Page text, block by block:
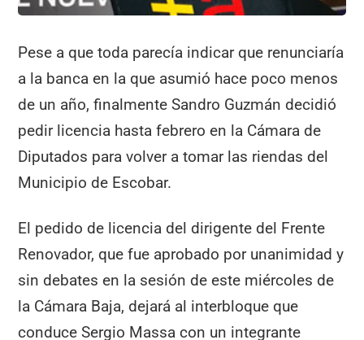
Pese a que toda parecía indicar que renunciaría
a la banca en la que asumió hace poco menos
de un año, finalmente Sandro Guzmán decidió
pedir licencia hasta febrero en la Cámara de
Diputados para volver a tomar las riendas del
Municipio de Escobar.
El pedido de licencia del dirigente del Frente
Renovador, que fue aprobado por unanimidad y
sin debates en la sesión de este miércoles de
la Cámara Baja, dejará al interbloque que
conduce Sergio Massa con un integrante